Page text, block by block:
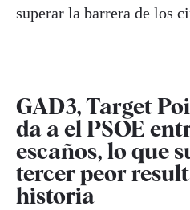
superar la barrera de los
GAD3, Target
da a el PSOE
escaños, lo que
tercer peor
historia